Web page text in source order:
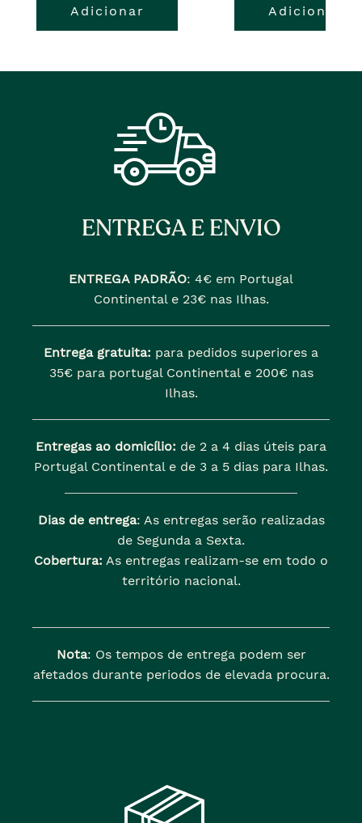
Adicionar Adicionar
ENTREGA E ENVIO
ENTREGA PADRÃO: 4€ em Portugal
Continental e 23€ nas Ilhas.
Entrega gratuita: para pedidos superiores a
35€ para portugal Continental e 200€ nas
Ilhas.
Entregas ao domicílio: de 2 a 4 dias úteis para
Portugal Continental e de 3 a 5 dias para Ilhas.
Dias de entrega: As entregas serão realizadas
de Segunda a Sexta.
Cobertura: As entregas realizam-se em todo o
território nacional.
Nota: Os tempos de entrega podem ser
afetados durante periodos de elevada procura.